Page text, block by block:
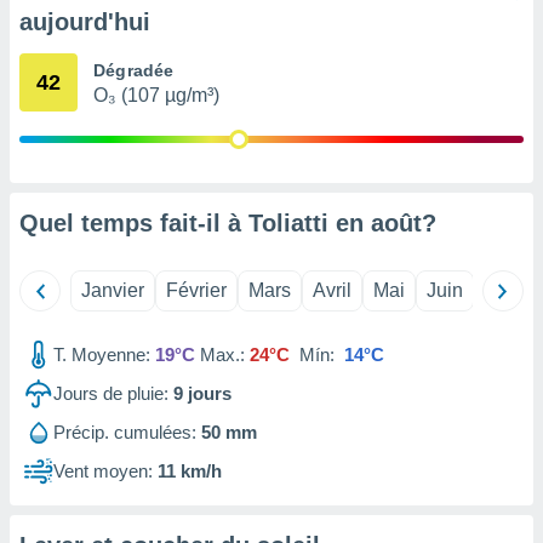
ou
de la
des
notre
le
en
aujourd'hui
42 Dégradée
O₃ (107 µg/m³)
Quel temps fait-il à Toliatti en août?
Janvier Février Mars Avril Mai Juin Juillet
T. Moyenne: 19°C Max.: 24°C Mín: 14°C
Jours de pluie: 9 jours
Précip. cumulées: 50 mm
Vent moyen: 11 km/h